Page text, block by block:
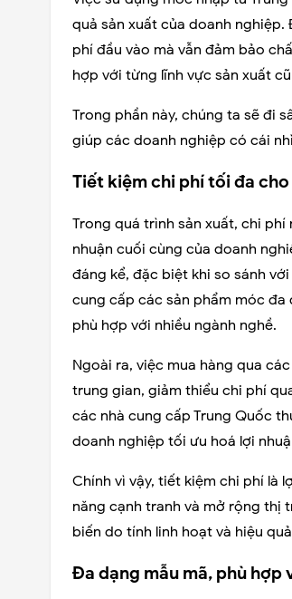
quả sản xuất của doanh
phí đầu vào mà vẫn đảm bảo
hợp với từng lĩnh vực sản xuất
Trong phần này, chúng ta sẽ đi
giúp các doanh nghiệp có cái
Tiết kiệm chi phí tối đa
Trong quá trình sản xuất, chi
nhuận cuối cùng của doanh
đáng kể, đặc biệt khi so sánh
cung cấp các sản phẩm móc
phù hợp với nhiều ngành nghề.
Ngoài ra, việc mua hàng qua
trung gian, giảm thiểu chi phí
các nhà cung cấp Trung Quốc
doanh nghiệp tối ưu hoá lợi
Chính vì vậy, tiết kiệm chi phí là
năng cạnh tranh và mở rộng thị
biến do tính linh hoạt và hiệu
Đa dạng mẫu mã, phù hợp